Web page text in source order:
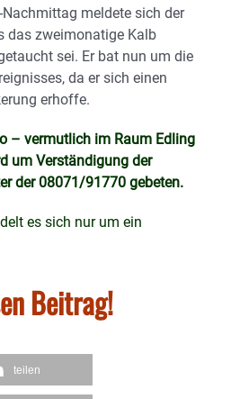
meldete sich der
das zweimonatige Kalb
sei. Er bat nun um die
da er sich einen
erhoffe.
– vermutlich im Raum Edling
um Verständigung der
der 08071/91770 gebeten.
es sich nur um ein
Beitrag!
teilen